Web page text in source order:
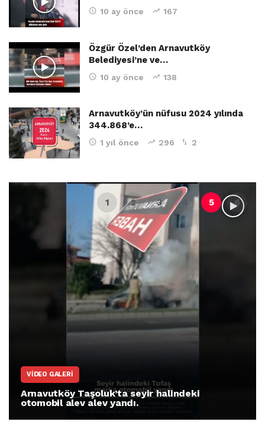
10 ay önce 167
Özgür Özel’den Arnavutköy
Belediyesi’ne ve…
10 ay önce 138
Arnavutköy’ün nüfusu 2024 yılında
344.868’e…
1 yıl önce 296 2
VIDEO GALERI
Arnavutköy Taşoluk’ta seyir halindeki
otomobil alev alev yandı.